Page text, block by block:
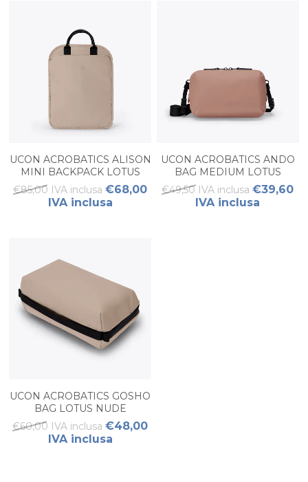
UCON ACROBATICS ALISON
MINI BACKPACK LOTUS
NUDE
€85,00 IVA inclusa €68,00
IVA inclusa
UCON ACROBATICS ANDO
BAG MEDIUM LOTUS
REDWOOD
€49,50 IVA inclusa €39,60
IVA inclusa
UCON ACROBATICS GOSHO
BAG LOTUS NUDE
€60,00 IVA inclusa €48,00
IVA inclusa